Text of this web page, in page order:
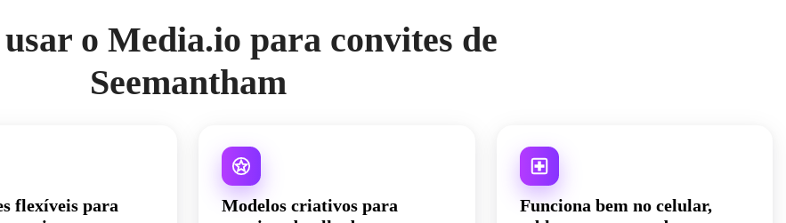
o Media.io para convites de
Seemantham
flexíveis para
Modelos criativos para
Funciona bem no celular,